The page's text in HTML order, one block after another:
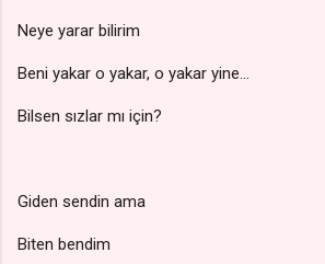
Neye yarar bilirim
Beni yakar o yakar, o yakar yine…
Bilsen sızlar mı için?
Giden sendin ama
Biten bendim